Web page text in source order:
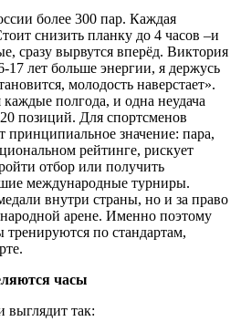
более 300 пар. Каждая
снизить планку до 4 часов –и
сразу вырвутся вперёд. Виктория
17 лет больше энергии, я держусь
молодость наверстает».
полгода, и одна неудача
позиций. Для спортсменов
принципиальное значение: пара,
рейтинге, рискует
отбор или получить
международные турниры.
внутри страны, но и за право
арене. Именно поэтому
по стандартам,
часы
так: